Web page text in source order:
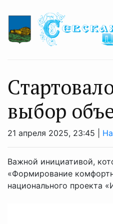
выбор
21 апреля 2025, 23:45 |
Важной инициативой,
«Формирование
национального проекта